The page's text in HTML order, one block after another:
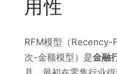
用性
RFM模型（
次-金额模型）是金融